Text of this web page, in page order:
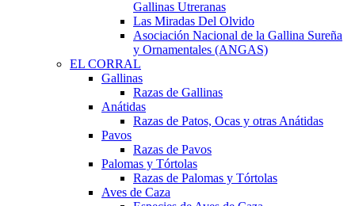
Gallinas Utreranas
Las Miradas Del Olvido
Asociación Nacional de la Gallina Sureña
y Ornamentales (ANGAS)
EL CORRAL
Gallinas
Razas de Gallinas
Anátidas
Razas de Patos, Ocas y otras Anátidas
Pavos
Razas de Pavos
Palomas y Tórtolas
Razas de Palomas y Tórtolas
Aves de Caza